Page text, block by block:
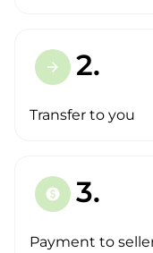
arrow_forward 2.
Transfer to you
paid 3.
Payment to